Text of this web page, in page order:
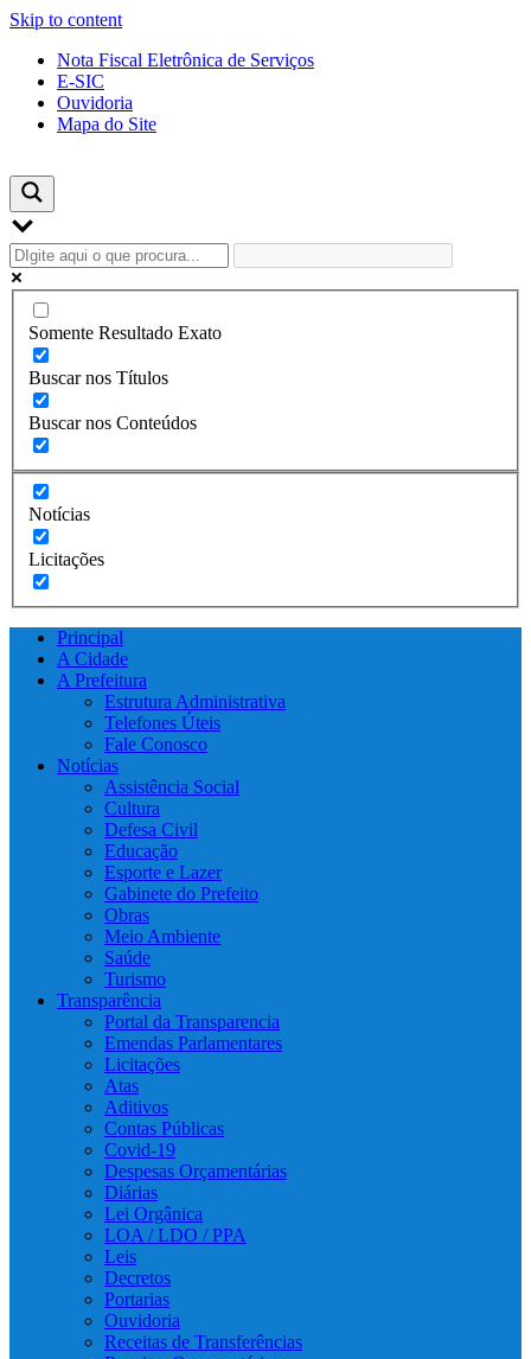
Skip to content
Nota Fiscal Eletrônica de Serviços
E-SIC
Ouvidoria
Mapa do Site
Somente Resultado Exato
Buscar nos Títulos
Buscar nos Conteúdos
Notícias
Licitações
Principal
A Cidade
A Prefeitura
Estrutura Administrativa
Telefones Úteis
Fale Conosco
Notícias
Assistência Social
Cultura
Defesa Civil
Educação
Esporte e Lazer
Gabinete do Prefeito
Obras
Meio Ambiente
Saúde
Turismo
Transparência
Portal da Transparencia
Emendas Parlamentares
Licitações
Atas
Aditivos
Contas Públicas
Covid-19
Despesas Orçamentárias
Diárias
Lei Orgânica
LOA / LDO / PPA
Leis
Decretos
Portarias
Ouvidoria
Receitas de Transferências